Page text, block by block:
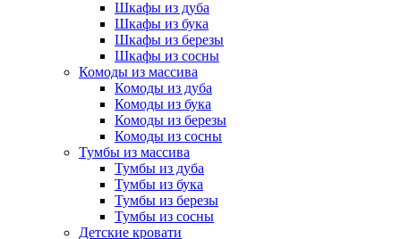
Шкафы из дуба
Шкафы из бука
Шкафы из березы
Шкафы из сосны
Комоды из массива
Комоды из дуба
Комоды из бука
Комоды из березы
Комоды из сосны
Тумбы из массива
Тумбы из дуба
Тумбы из бука
Тумбы из березы
Тумбы из сосны
Детские кровати